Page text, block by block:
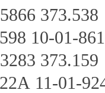
373.538
10-01-
373.159
11-01-